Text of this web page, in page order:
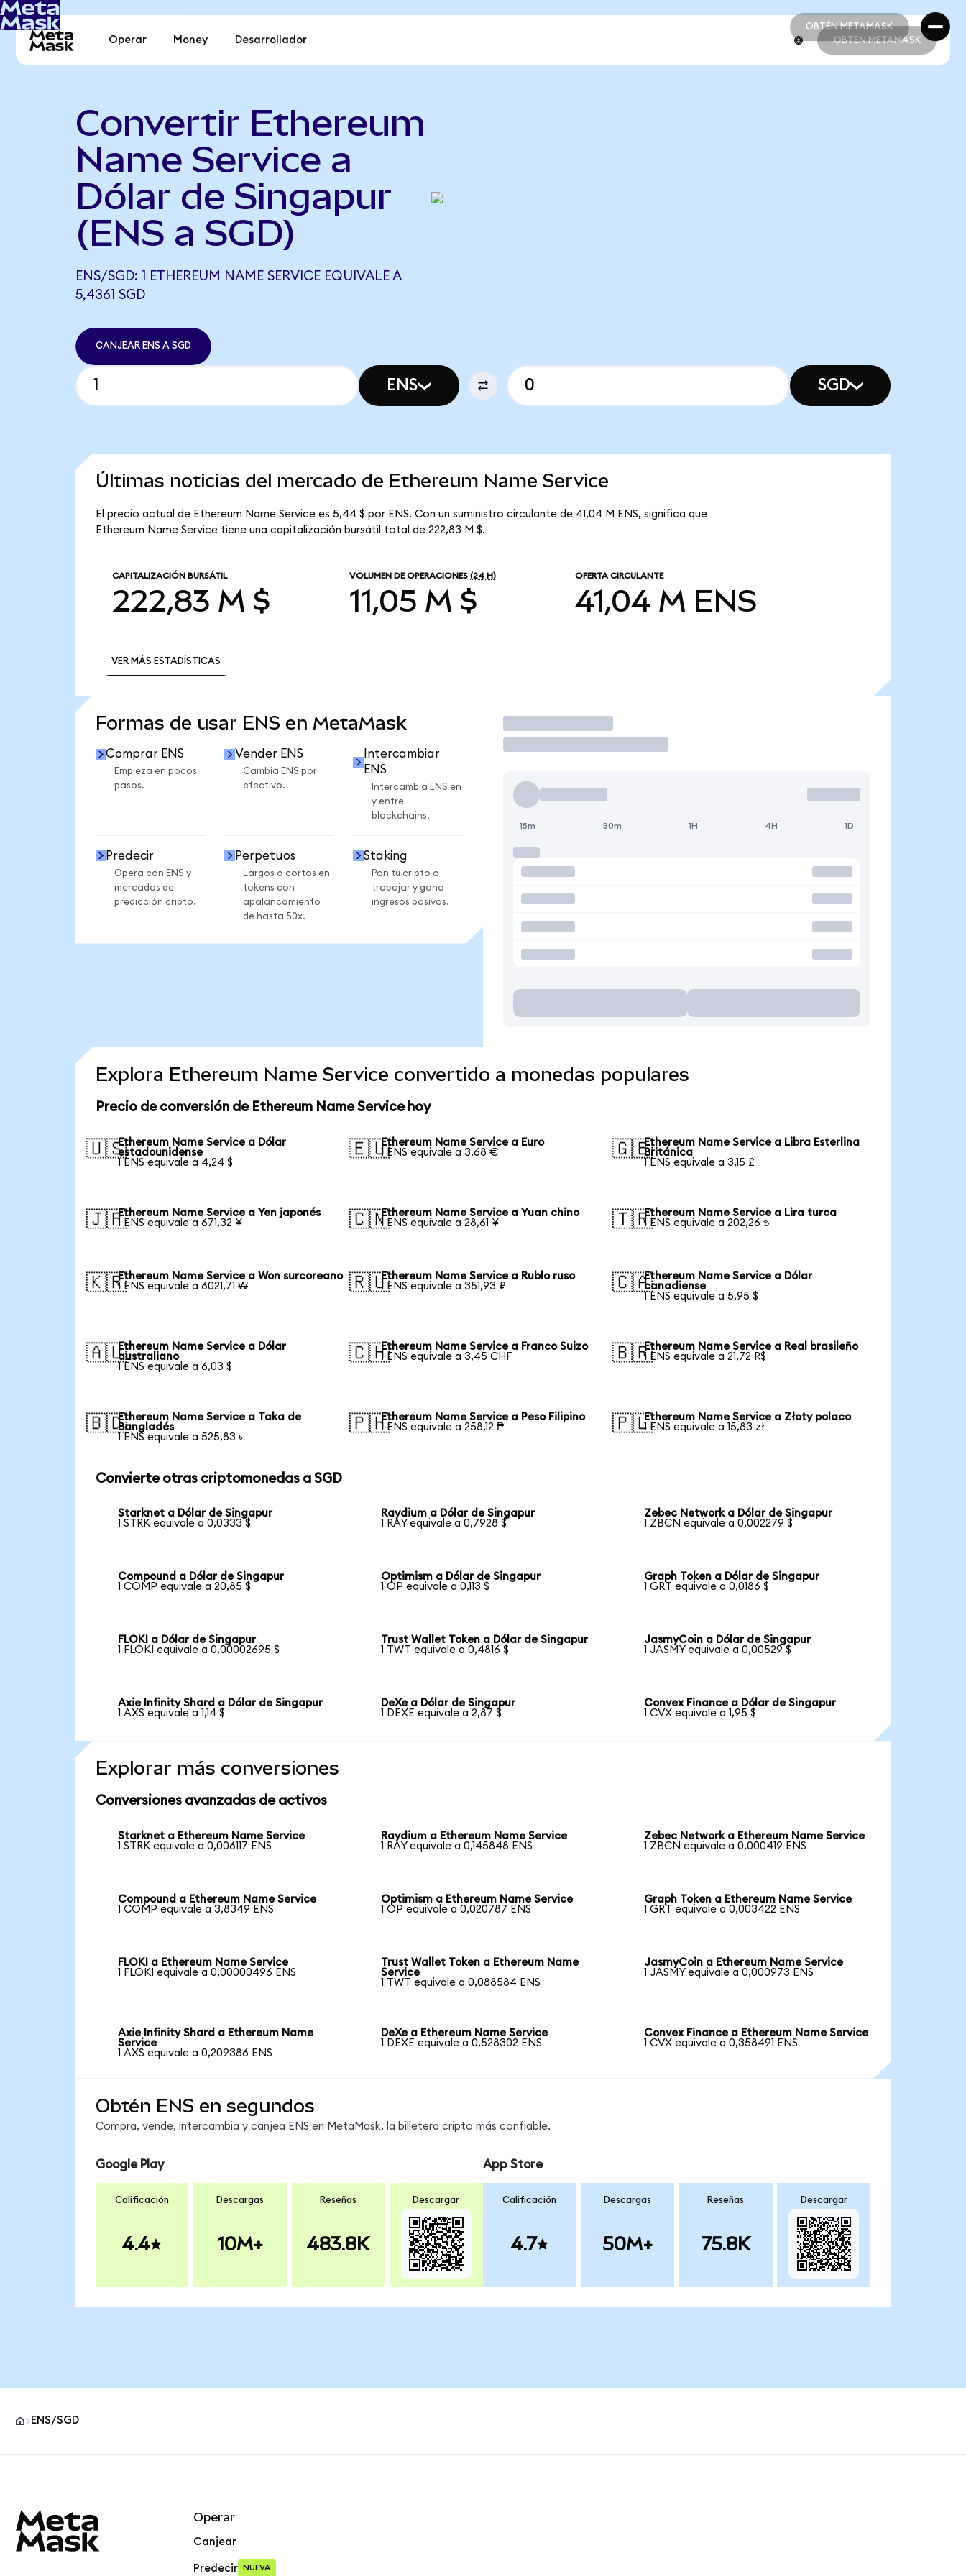
OBTÉN METAMASK
OBTÉN METAMASK
Operar Money Desarrollador OBTÉN METAMASK
Convertir Ethereum
Name Service a
Dólar de Singapur
(ENS a SGD)
ENS/SGD: 1 ETHEREUM NAME SERVICE EQUIVALE A
5,4361 SGD
CANJEAR ENS A SGD
ENS SGD
Últimas noticias del mercado de Ethereum Name Service
El precio actual de Ethereum Name Service es 5,44 $ por ENS. Con un suministro circulante de 41,04 M ENS, significa que
Ethereum Name Service tiene una capitalización bursátil total de 222,83 M $.
CAPITALIZACIÓN BURSÁTIL
222,83 M $
VOLUMEN DE OPERACIONES (24 H)
11,05 M $
OFERTA CIRCULANTE
41,04 M ENS
VER MÁS ESTADÍSTICAS
Formas de usar ENS en MetaMask
Comprar ENS
Empieza en pocos
pasos.
Vender ENS
Cambia ENS por
efectivo.
Intercambiar
ENS
Intercambia ENS en
y entre
blockchains.
Predecir
Opera con ENS y
mercados de
predicción cripto.
Perpetuos
Largos o cortos en
tokens con
apalancamiento
de hasta 50x.
Staking
Pon tu cripto a
trabajar y gana
ingresos pasivos.
Operar
15m 30m 1H 4H 1D
Explora Ethereum Name Service convertido a monedas populares
Precio de conversión de Ethereum Name Service hoy
🇺🇸Ethereum Name Service a Dólar
estadounidense
1 ENS equivale a 4,24 $
🇪🇺Ethereum Name Service a Euro
1 ENS equivale a 3,68 €
🇬🇧Ethereum Name Service a Libra Esterlina
Británica
1 ENS equivale a 3,15 £
🇯🇵Ethereum Name Service a Yen japonés
1 ENS equivale a 671,32 ¥
🇨🇳Ethereum Name Service a Yuan chino
1 ENS equivale a 28,61 ¥
🇹🇷Ethereum Name Service a Lira turca
1 ENS equivale a 202,26 ₺
🇰🇷Ethereum Name Service a Won surcoreano
1 ENS equivale a 6021,71 ₩
🇷🇺Ethereum Name Service a Rublo ruso
1 ENS equivale a 351,93 ₽
🇨🇦Ethereum Name Service a Dólar
canadiense
1 ENS equivale a 5,95 $
🇦🇺Ethereum Name Service a Dólar
australiano
1 ENS equivale a 6,03 $
🇨🇭Ethereum Name Service a Franco Suizo
1 ENS equivale a 3,45 CHF
🇧🇷Ethereum Name Service a Real brasileño
1 ENS equivale a 21,72 R$
🇧🇩Ethereum Name Service a Taka de
Bangladés
1 ENS equivale a 525,83 ৳
🇵🇭Ethereum Name Service a Peso Filipino
1 ENS equivale a 258,12 ₱
🇵🇱Ethereum Name Service a Złoty polaco
1 ENS equivale a 15,83 zł
Convierte otras criptomonedas a SGD
Starknet a Dólar de Singapur
1 STRK equivale a 0,0333 $
Raydium a Dólar de Singapur
1 RAY equivale a 0,7928 $
Zebec Network a Dólar de Singapur
1 ZBCN equivale a 0,002279 $
Compound a Dólar de Singapur
1 COMP equivale a 20,85 $
Optimism a Dólar de Singapur
1 OP equivale a 0,113 $
Graph Token a Dólar de Singapur
1 GRT equivale a 0,0186 $
FLOKI a Dólar de Singapur
1 FLOKI equivale a 0,00002695 $
Trust Wallet Token a Dólar de Singapur
1 TWT equivale a 0,4816 $
JasmyCoin a Dólar de Singapur
1 JASMY equivale a 0,00529 $
Axie Infinity Shard a Dólar de Singapur
1 AXS equivale a 1,14 $
DeXe a Dólar de Singapur
1 DEXE equivale a 2,87 $
Convex Finance a Dólar de Singapur
1 CVX equivale a 1,95 $
Explorar más conversiones
Conversiones avanzadas de activos
Starknet a Ethereum Name Service
1 STRK equivale a 0,006117 ENS
Raydium a Ethereum Name Service
1 RAY equivale a 0,145848 ENS
Zebec Network a Ethereum Name Service
1 ZBCN equivale a 0,000419 ENS
Compound a Ethereum Name Service
1 COMP equivale a 3,8349 ENS
Optimism a Ethereum Name Service
1 OP equivale a 0,020787 ENS
Graph Token a Ethereum Name Service
1 GRT equivale a 0,003422 ENS
FLOKI a Ethereum Name Service
1 FLOKI equivale a 0,00000496 ENS
Trust Wallet Token a Ethereum Name
Service
1 TWT equivale a 0,088584 ENS
JasmyCoin a Ethereum Name Service
1 JASMY equivale a 0,000973 ENS
Axie Infinity Shard a Ethereum Name
Service
1 AXS equivale a 0,209386 ENS
DeXe a Ethereum Name Service
1 DEXE equivale a 0,528302 ENS
Convex Finance a Ethereum Name Service
1 CVX equivale a 0,358491 ENS
Obtén ENS en segundos
Compra, vende, intercambia y canjea ENS en MetaMask, la billetera cripto más confiable.
Google Play
Calificación
4.4
Descargas
10M+
Reseñas
483.8K
Descargar
App Store
Calificación
4.7
Descargas
50M+
Reseñas
75.8K
Descargar
ENS/SGD
Operar
Canjear
Predecir NUEVA